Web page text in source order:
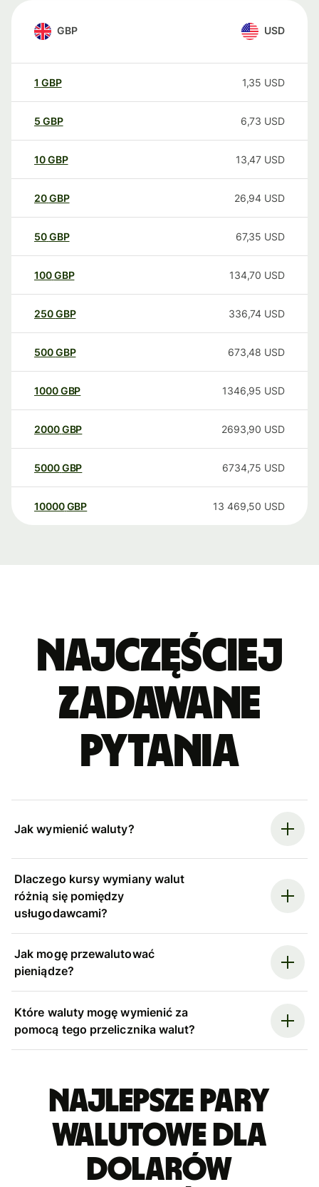
GBP USD
1 GBP 1,35 USD
5 GBP 6,73 USD
10GBP 13,47 USD
20GBP 26,94 USD
50GBP 67,35 USD
100GBP 134,70 USD
250GBP 336,74 USD
500GBP 673,48 USD
1000GBP 1346,95 USD
2000GBP 2693,90 USD
5000GBP 6734,75 USD
10000 GBP 13 469,50 USD
Najczęściej
zadawane
pytania
Jak wymienić waluty?
Dlaczego kursy wymiany walut
różnią się pomiędzy
usługodawcami?
Jak mogę przewalutować
pieniądze?
Które waluty mogę wymienić za
pomocą tego przelicznika walut?
Najlepsze pary
walutowe dla
dolarów